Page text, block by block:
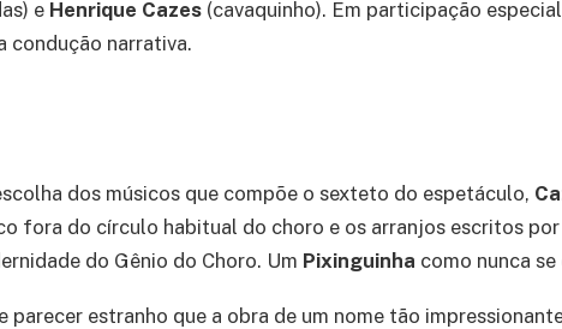
e Henrique Cazes (cavaquinho). Em participação
condução narrativa.
dos músicos que compõe o sexteto do espetáculo,
fora do círculo habitual do choro e os arranjos escritos por
do Gênio do Choro. Um Pixinguinha como nunca se
parecer estranho que a obra de um nome tão